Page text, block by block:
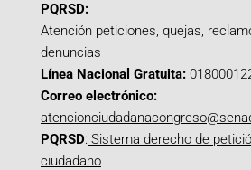
PQRSD:
Atención peticiones, quejas,
denuncias
Línea Nacional Gratuita:
Correo electrónico:
PQRSD: Sistema derecho de
ciudadano